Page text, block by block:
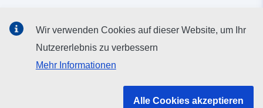
Suche nach EUSocial-Media-Kanäle
Organe und Einrichtungen der EU
Wir verwenden Cookies auf dieser Website, um Ihr
Nutzererlebnis zu verbessern
Mehr Informationen
Alle Cookies akzeptieren